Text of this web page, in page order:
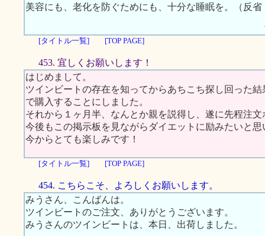
美容にも、老化を防ぐためにも、十分な睡眠を。（反省
[タイトル一覧]
[TOP PAGE]
453. 宜しくお願いします！
はじめまして。
ツインビートの存在を知ってからあちこち探し回った
で購入することにしました。
それから１ヶ月半、なんとか親を説得し、遂に先程注
今後もこの掲示板を見ながらダイエットに励みたいと思
今からとても楽しみです！
[タイトル一覧] [TOP PAGE]
454. こちらこそ、よろしくお願いします。
みうさん、こんばんは。
ツインビートのご注文、ありがとうございます。
みうさんのツインビートは、本日、出荷しました。